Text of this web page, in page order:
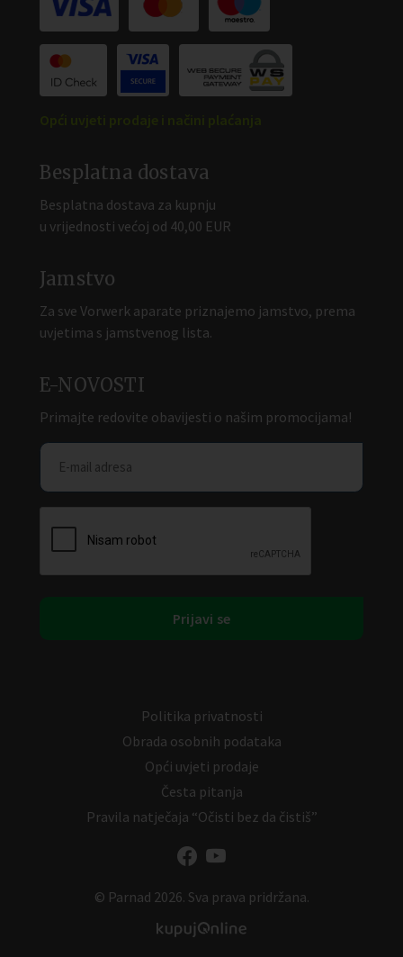
Besplatna dostava
Besplatna dostava za kupnju
u vrijednosti većoj od 40,00 EUR
Jamstvo
Za sve Vorwerk aparate priznajemo jamstvo, prema
uvjetima s jamstvenog lista.
E-NOVOSTI
Primajte redovite obavijesti o našim promocijama!
Politika privatnosti
Obrada osobnih podataka
Opći uvjeti prodaje
Česta pitanja
Pravila natječaja “Očisti bez da čistiš”
© Parnad 2026. Sva prava pridržana.